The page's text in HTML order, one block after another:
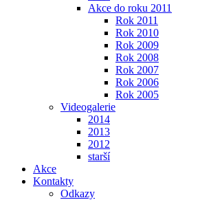
Akce do roku 2011
Rok 2011
Rok 2010
Rok 2009
Rok 2008
Rok 2007
Rok 2006
Rok 2005
Videogalerie
2014
2013
2012
starší
Akce
Kontakty
Odkazy